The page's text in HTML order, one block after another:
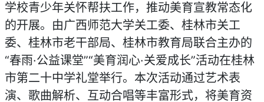
学校青少年关怀帮扶工作，推动美育宣教常态化
的开展。由广西师范大学关工委、桂林市关工
委、桂林市老干部局、桂林市教育局联合主办的
“春雨·公益课堂”“美育润心·关爱成长”活动在桂林
市第二十中学礼堂举行。本次活动通过艺术表
演、歌曲解析、互动合唱等丰富形式，将美育资